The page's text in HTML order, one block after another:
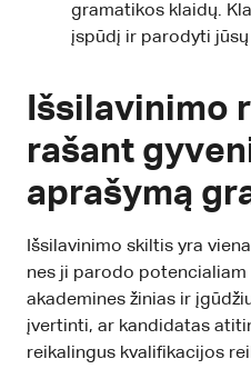
gramatikos klaidų.
įspūdį ir parodyti
Išsilavinimo
rašant
aprašymą
Išsilavinimo skiltis yra
nes ji parodo
akademines žinias ir
įvertinti, ar kandidatas
reikalingus kvalifikacijos